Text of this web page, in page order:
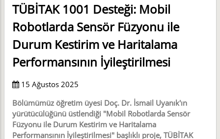
TÜBİTAK 1001 Desteği: Mobil
Robotlarda Sensör Füzyonu ile
Durum Kestirim ve Haritalama
Performansının İyileştirilmesi
15 Ağustos 2025
Bölümümüz öğretim üyesi Doç. Dr. İsmail Uyanık'ın
yürütücülüğünü üstlendiği "Mobil Robotlarda Sensör
Füzyonu ile Durum Kestirim ve Haritalama
Performansının İyileştirilmesi" başlıklı proje, TÜBİTAK